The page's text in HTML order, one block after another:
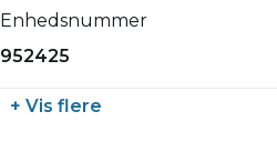
Enhedsnummer
952425
+ Vis flere